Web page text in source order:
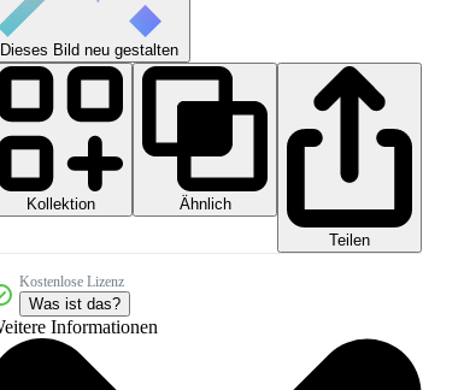
Dieses Bild neu gestalten
Kollektion
Ähnlich
Teilen
Kostenlose Lizenz
Was ist das?
Informationen